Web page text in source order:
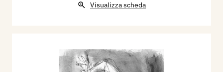
Visualizza scheda